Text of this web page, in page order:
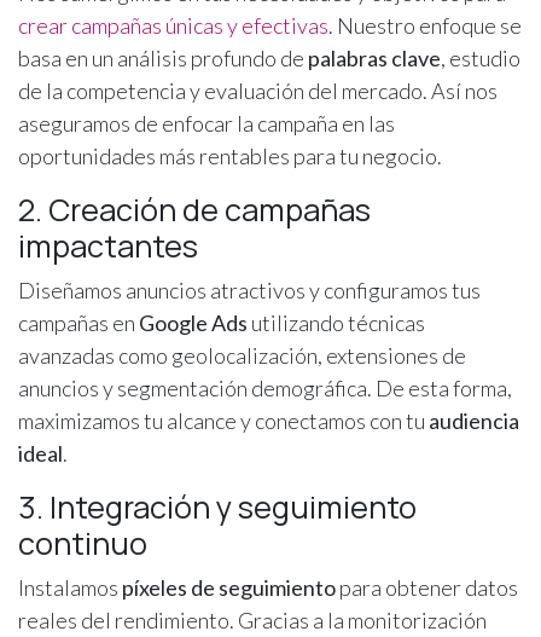
crear campañas únicas y efectivas. Nuestro enfoque se
basa en un análisis profundo de palabras clave, estudio
de la competencia y evaluación del mercado. Así nos
aseguramos de enfocar la campaña en las
oportunidades más rentables para tu negocio.
2. Creación de campañas
impactantes
Diseñamos anuncios atractivos y configuramos tus
campañas en Google Ads utilizando técnicas
avanzadas como geolocalización, extensiones de
anuncios y segmentación demográfica. De esta forma,
maximizamos tu alcance y conectamos con tu audiencia
ideal.
3. Integración y seguimiento
continuo
Instalamos píxeles de seguimientopara obtener datos
reales del rendimiento. Gracias a la monitorización